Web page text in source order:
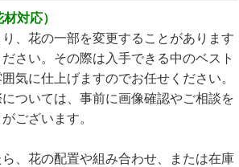
対応）
、花の一部を変更することがあります
さい。その際は入手できる中のベスト
気に仕上げますのでお任せください。
ついては、事前に画像確認やご相談を
ございます。
、花の配置や組み合わせ、または在庫